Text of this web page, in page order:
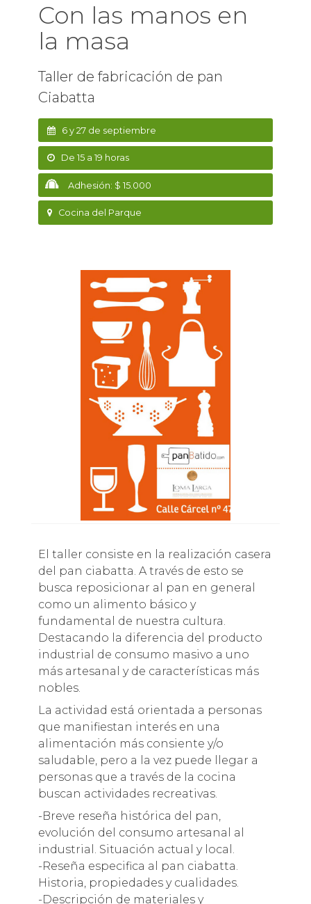
Con las manos en
la masa
Taller de fabricación de pan
Ciabatta
6 y 27 de septiembre
De 15 a 19 horas
Adhesión: $ 15.000
Cocina del Parque
El taller consiste en la realización casera
del pan ciabatta. A través de esto se
busca reposicionar al pan en general
como un alimento básico y
fundamental de nuestra cultura.
Destacando la diferencia del producto
industrial de consumo masivo a uno
más artesanal y de características más
nobles.
La actividad está orientada a personas
que manifiestan interés en una
alimentación más consiente y/o
saludable, pero a la vez puede llegar a
personas que a través de la cocina
buscan actividades recreativas.
-Breve reseña histórica del pan,
evolución del consumo artesanal al
industrial. Situación actual y local.
-Reseña especifica al pan ciabatta.
Historia, propiedades y cualidades.
-Descripción de materiales y